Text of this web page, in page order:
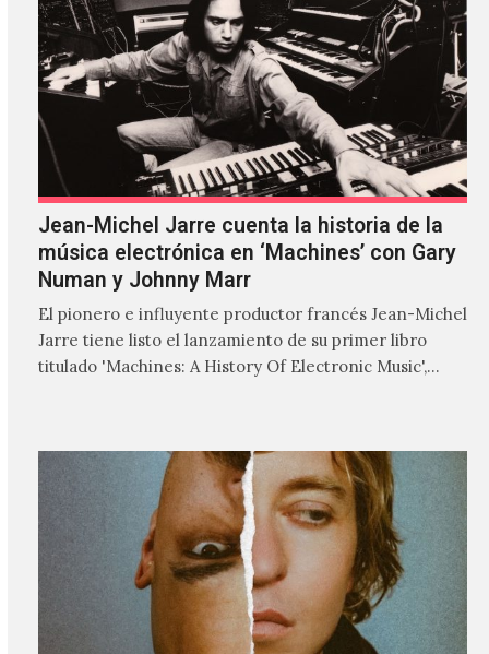
Jean-Michel Jarre cuenta la historia de la
música electrónica en ‘Machines’ con Gary
Numan y Johnny Marr
El pionero e influyente productor francés Jean-Michel
Jarre tiene listo el lanzamiento de su primer libro
titulado 'Machines: A History Of Electronic Music',